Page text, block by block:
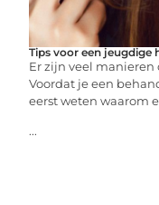
Tips voor een jeugdige
Er zijn veel
Voordat je een
eerst weten waarom
...